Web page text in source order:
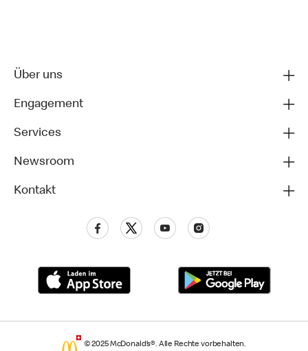
Über uns
Engagement
Services
Newsroom
Kontakt
© 2025 McDonald’s®. Alle Rechte vorbehalten.